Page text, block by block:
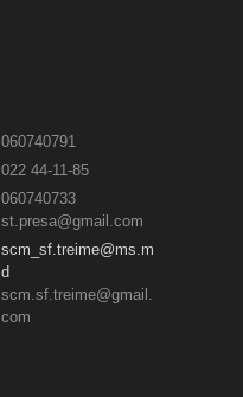
060740791
022 44-11-85
060740733
st.presa@gmail.com
scm_sf.treime@ms.m
d
scm.sf.treime@gmail.
com